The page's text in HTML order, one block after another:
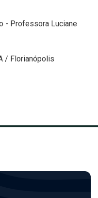
- Professora Luciane
/ Florianópolis